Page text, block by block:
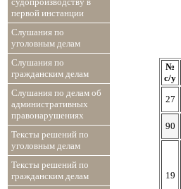
первой инстанции
Слушания по
уголовным делам
Слушания по
гражданским делам
Слушания по делам об
административных
правонарушениях
Тексты решений по
уголовным делам
Тексты решений по
гражданским делам
№
с/у
27
90
19